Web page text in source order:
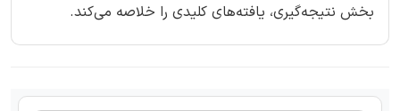
بخش نتیجه‌گیری، یافته‌های کلیدی را خلاصه می‌کند.